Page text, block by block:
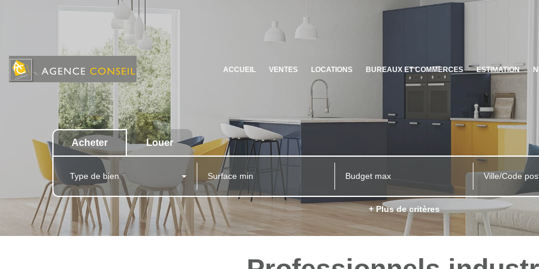
ACCUEIL VENTES LOCATIONS BUREAUX ET COMMERCES ESTIMATION
Acheter Louer
Type de bien Ville/Code
+ Plus de critères